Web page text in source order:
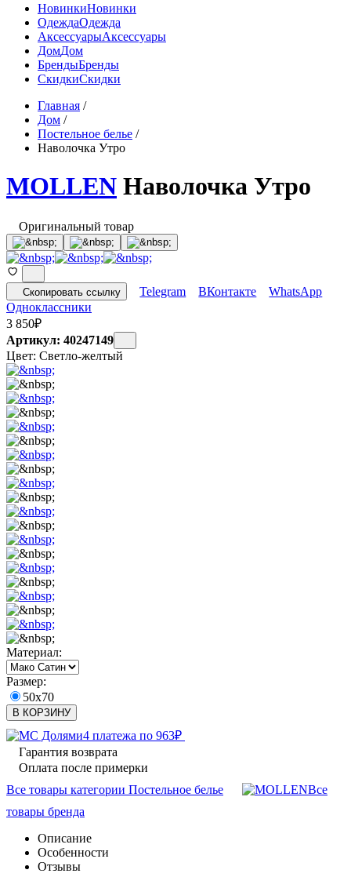
НовинкиНовинки
ОдеждаОдежда
АксессуарыАксессуары
ДомДом
БрендыБренды
СкидкиСкидки
Главная /
Дом /
Постельное белье /
Наволочка Утро
MOLLEN Наволочка Утро
Оригинальный товар
Скопировать ссылку Telegram ВКонтакте
WhatsApp
Одноклассники
3 850₽
Артикул: 40247149
Цвет: Светло-желтый
Материал:
Размер:
50x70
В КОРЗИНУ
4 платежа по 963₽
Гарантия возврата
Оплата после примерки
Все товары категории Постельное белье
Все
товары бренда
Описание
Особенности
Отзывы